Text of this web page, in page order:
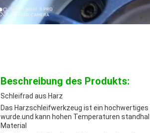
Beschreibung des Produkts:
Schleifrad aus Harz
Das Harzschleifwerkzeug ist ein
wurde.und kann hohen Temperaturen
Material